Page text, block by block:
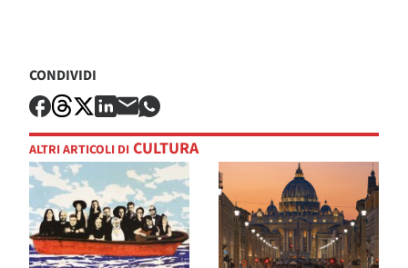
CONDIVIDI
ALTRI ARTICOLI DI CULTURA